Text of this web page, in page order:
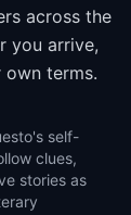
across the
you arrive,
terms.
self-
clues,
stories as